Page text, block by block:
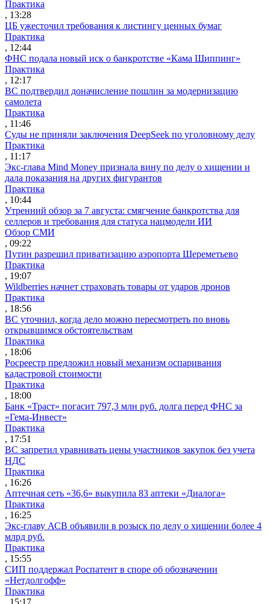
Практика
, 13:28
ЦБ ужесточил требования к листингу ценных бумаг
Практика
, 12:44
ФНС подала новый иск о банкротстве «Кама Шиппинг»
Практика
, 12:17
ВС подтвердил доначисление пошлин за модернизацию
самолета
Практика
, 11:46
Суды не приняли заключения DeepSeek по уголовному делу
Практика
, 11:17
Экс-глава Mind Money признала вину по делу о хищении и
дала показания на других фигурантов
Практика
, 10:44
Утренний обзор за 7 августа: смягчение банкротства для
селлеров и требования для статуса нацмодели ИИ
Обзор СМИ
, 09:22
Путин разрешил приватизацию аэропорта Шереметьево
Практика
, 19:07
Wildberries начнет страховать товары от ударов дронов
Практика
, 18:56
ВС уточнил, когда дело можно пересмотреть по вновь
открывшимся обстоятельствам
Практика
, 18:06
Росреестр предложил новый механизм оспаривания
кадастровой стоимости
Практика
, 18:00
Банк «Траст» погасит 797,3 млн руб. долга перед ФНС за
«Гема-Инвест»
Практика
, 17:51
ВС запретил уравнивать цены участников закупок без учета
НДС
Практика
, 16:26
Аптечная сеть «36,6» выкупила 83 аптеки «Диалога»
Практика
, 16:25
Экс-главу АСВ объявили в розыск по делу о хищении более 4
млрд руб.
Практика
, 15:55
СИП поддержал Роспатент в споре об обозначении
«Нетдолгофф»
Практика
, 15:17